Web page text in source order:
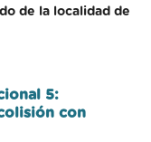
de la localidad de
5:
con